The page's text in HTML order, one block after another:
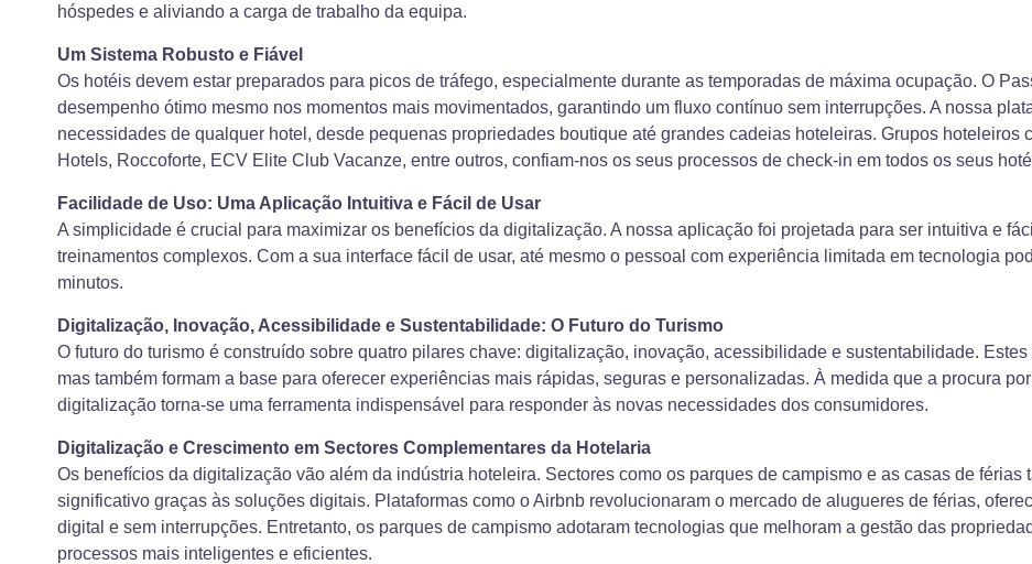
hóspedes e aliviando a carga de trabalho da equipa.
Um Sistema Robusto e Fiável
Os hotéis devem estar preparados para picos de tráfego, especialmente durante as temporadas de máxima ocupação. O
desempenho ótimo mesmo nos momentos mais movimentados, garantindo um fluxo contínuo sem interrupções. A nossa
necessidades de qualquer hotel, desde pequenas propriedades boutique até grandes cadeias hoteleiras. Grupos hoteleiros
Hotels, Roccoforte, ECV Elite Club Vacanze, entre outros, confiam-nos os seus processos de check-in em todos os seus
Facilidade de Uso: Uma Aplicação Intuitiva e Fácil de Usar
A simplicidade é crucial para maximizar os benefícios da digitalização. A nossa aplicação foi projetada para ser intuitiva e
treinamentos complexos. Com a sua interface fácil de usar, até mesmo o pessoal com experiência limitada em tecnologia
minutos.
Digitalização, Inovação, Acessibilidade e Sustentabilidade: O Futuro do Turismo
O futuro do turismo é construído sobre quatro pilares chave: digitalização, inovação, acessibilidade e sustentabilidade.
mas também formam a base para oferecer experiências mais rápidas, seguras e personalizadas. À medida que a procura
digitalização torna-se uma ferramenta indispensável para responder às novas necessidades dos consumidores.
Digitalização e Crescimento em Sectores Complementares da Hotelaria
Os benefícios da digitalização vão além da indústria hoteleira. Sectores como os parques de campismo e as casas de
significativo graças às soluções digitais. Plataformas como o Airbnb revolucionaram o mercado de alugueres de férias,
digital e sem interrupções. Entretanto, os parques de campismo adotaram tecnologias que melhoram a gestão das
processos mais inteligentes e eficientes.